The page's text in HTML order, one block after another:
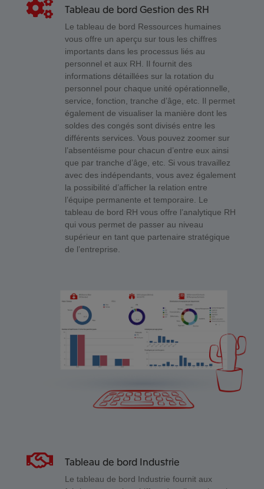
Tableau de bord Gestion des RH
Le tableau de bord Ressources humaines
vous offre un aperçu sur tous les chiffres
importants dans les processus liés au
personnel et aux RH. Il fournit des
informations détaillées sur la rotation du
personnel pour chaque unité opérationnelle,
service, fonction, tranche d’âge, etc. Il permet
également de visualiser la manière dont les
soldes des congés sont divisés entre les
différents services. Vous pouvez zoomer sur
l’absentéisme pour chacun d’entre eux ainsi
que par tranche d’âge, etc. Si vous travaillez
avec des indépendants, vous avez également
la possibilité d’afficher la relation entre
l’équipe permanente et temporaire. Le
tableau de bord RH vous offre l’analytique RH
qui vous permet de passer au niveau
supérieur en tant que partenaire stratégique
de l’entreprise.
Tableau de bord Industrie
Le tableau de bord Industrie fournit aux